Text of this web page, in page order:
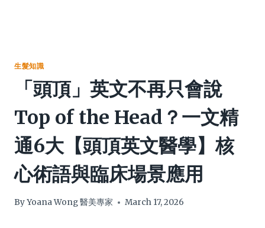
生髮知識
「頭頂」英文不再只會說
Top of the Head？一文精
通6大【頭頂英文醫學】核
心術語與臨床場景應用
ByYoana Wong 醫美專家 March 17, 2026